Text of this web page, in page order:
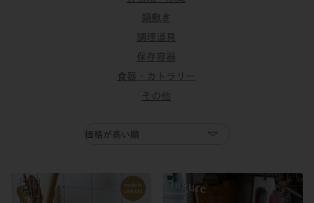
鍋敷き
調理道具
保存容器
食器・カトラリー
その他